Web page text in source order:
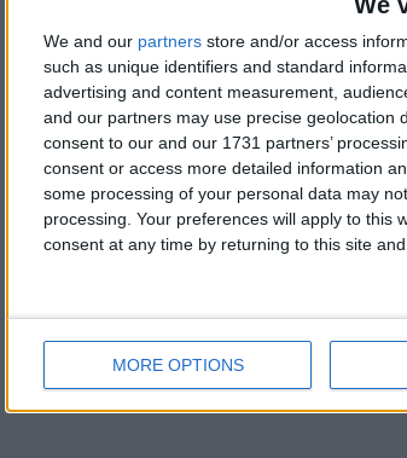
We and our partners store and/or access
such as unique identifiers and standard
advertising and content measurement,
and our partners may use precise geolocation
consent to our and our 1731 partners’
consent or access more detailed information
some processing of your personal data may
processing. Your preferences will apply to this
consent at any time by returning to this site
MORE OPTIONS
PinterestTumblrWhatsApp
E-posta
Link